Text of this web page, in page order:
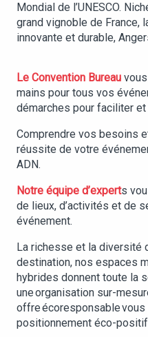
Mondial de l’UNESCO.
grand vignoble de France,
innovante et durable,
Le Convention Bureau
mains pour tous vos
démarches pour faciliter
Comprendre vos besoins
réussite de votre
ADN.
Notre équipe d’experts
de lieux, d’activités et de
événement.
La richesse et la diversité
destination, nos espaces
hybrides donnent toute la
une organisation sur-
offre écoresponsable
positionnement éco-